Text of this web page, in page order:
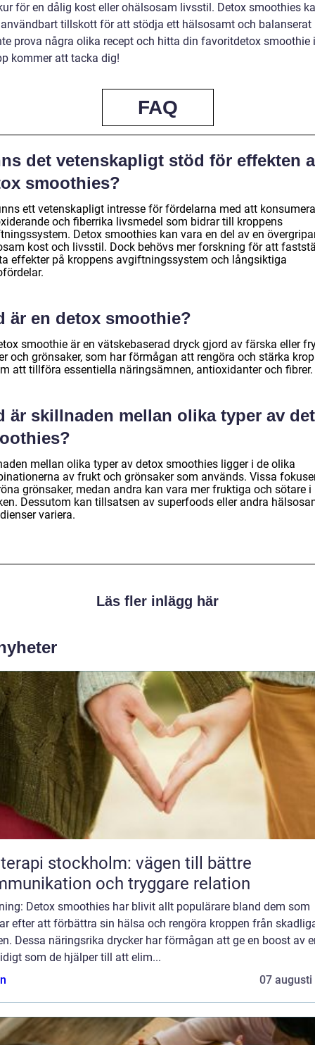
för en dålig kost eller ohälsosam livsstil. Detox smoothies
tillskott för att stödja ett hälsosamt och balanserat
prova några olika recept och hitta din favoritdetox smoothie
kommer att tacka dig!
FAQ
det vetenskapligt stöd för effekten
smoothies?
ett vetenskapligt intresse för fördelarna med att konsumera
och fiberrika livsmedel som bidrar till kroppens
Detox smoothies kan vara en del av en
kost och livsstil. Dock behövs mer forskning för att
effekter på kroppens avgiftningssystem och långsiktiga
är en detox smoothie?
smoothie är en vätskebaserad dryck gjord av färska eller
och grönsaker, som har förmågan att rengöra och stärka
att tillföra essentiella näringsämnen, antioxidanter och fibrer.
är skillnaden mellan olika typer av
mellan olika typer av detox smoothies ligger i de olika
av frukt och grönsaker som används. Vissa
grönsaker, medan andra kan vara mer fruktiga och sötare i
Dessutom kan tillsatsen av superfoods eller andra
variera.
Läs fler inlägg här
stockholm: vägen till bättre
och tryggare relation
Detox smoothies har blivit allt populärare bland dem som
efter att förbättra sin hälsa och rengöra kroppen från
Dessa näringsrika drycker har förmågan att ge en boost av
som de hjälper till att elim...
07 augusti